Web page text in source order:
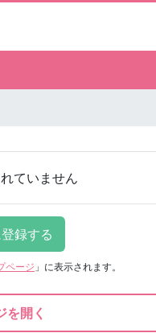
ていません
ページ 」に表示されます。
を開く